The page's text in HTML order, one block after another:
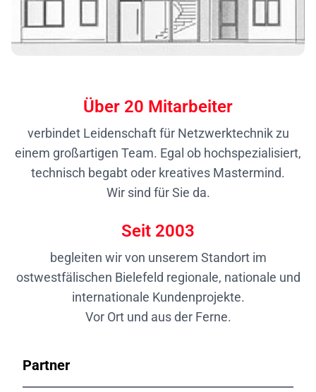
Über 20 Mitarbeiter
verbindet Leidenschaft für Netzwerktechnik zu
einem großartigen Team. Egal ob hochspezialisiert,
technisch begabt oder kreatives Mastermind.
Wir sind für Sie da.
Seit 2003
begleiten wir von unserem Standort im
ostwestfälischen Bielefeld regionale, nationale und
internationale Kundenprojekte.
Vor Ort und aus der Ferne.
Partner